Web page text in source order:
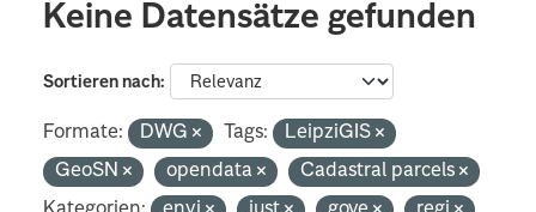
Keine Datensätze gefunden
Sortieren nach
Formate: DWG Tags:
LeipziGIS
GeoSN
opendata
Cadastral parcels